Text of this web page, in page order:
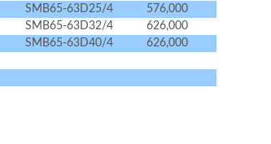
SMB65-63D25/4
576,000
SMB65-63D32/4
626,000
SMB65-63D40/4
626,000